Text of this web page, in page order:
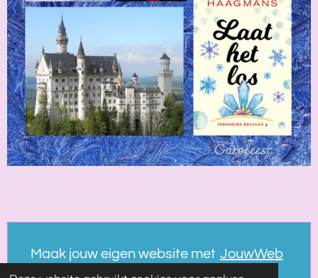
Maak jouw eigen website met JouwWeb